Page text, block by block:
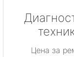
Цена за